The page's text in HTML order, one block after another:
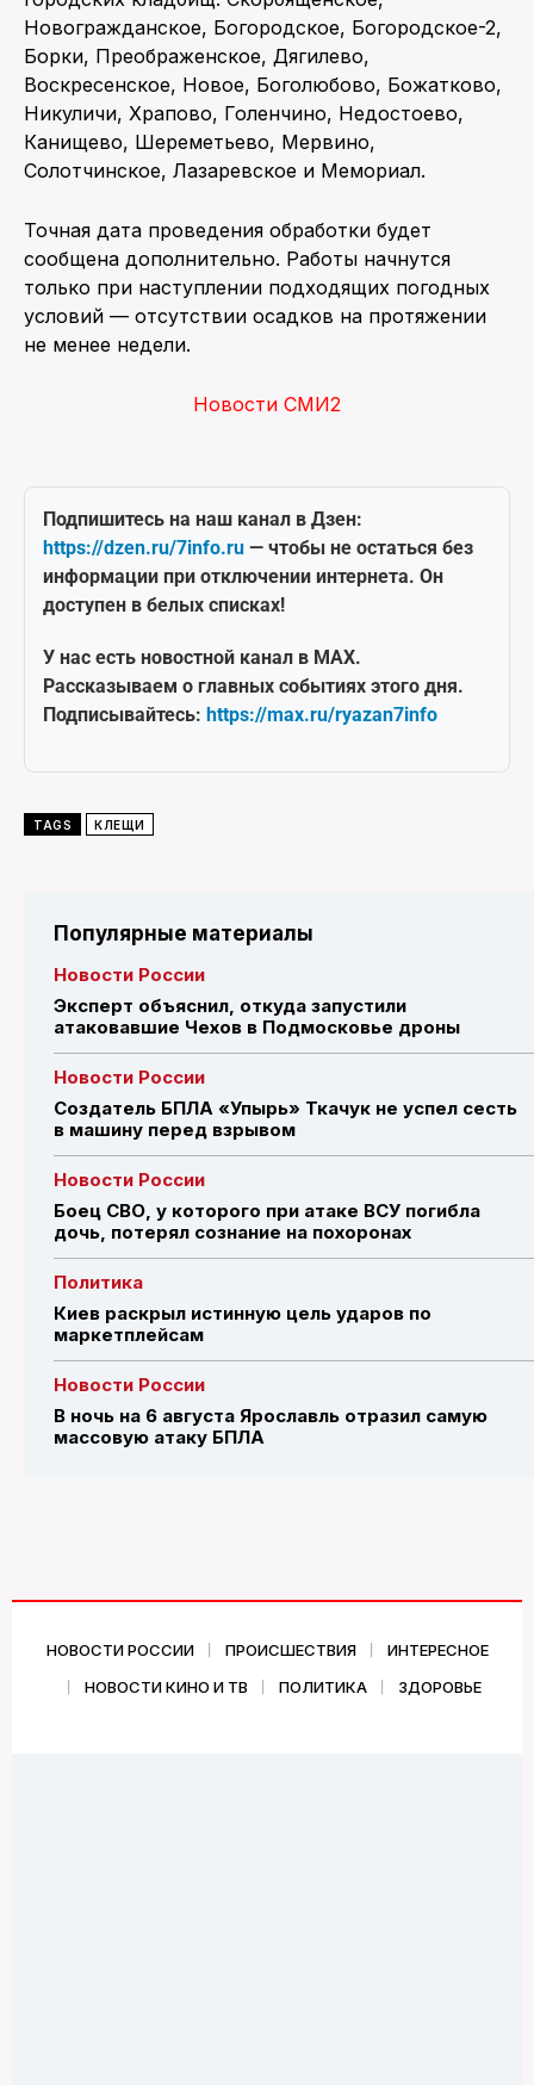
Новогражданское, Богородское, Богородское-2,
Борки, Преображенское, Дягилево,
Воскресенское, Новое, Боголюбово, Божатково,
Никуличи, Храпово, Голенчино, Недостоево,
Канищево, Шереметьево, Мервино,
Солотчинское, Лазаревское и Мемориал.
Точная дата проведения обработки будет
сообщена дополнительно. Работы начнутся
только при наступлении подходящих погодных
условий — отсутствии осадков на протяжении
не менее недели.
Новости СМИ2
Подпишитесь на наш канал в Дзен:
https://dzen.ru/7info.ru — чтобы не остаться без
информации при отключении интернета. Он
доступен в белых списках!
У нас есть новостной канал в MAX.
Рассказываем о главных событиях этого дня.
Подписывайтесь: https://max.ru/ryazan7info
TAGS КЛЕЩИ
Популярные материалы
Новости России
Эксперт объяснил, откуда запустили
атаковавшие Чехов в Подмосковье дроны
Новости России
Создатель БПЛА «Упырь» Ткачук не успел сесть
в машину перед взрывом
Новости России
Боец СВО, у которого при атаке ВСУ погибла
дочь, потерял сознание на похоронах
Политика
Киев раскрыл истинную цель ударов по
маркетплейсам
Новости России
В ночь на 6 августа Ярославль отразил самую
массовую атаку БПЛА
НОВОСТИ РОССИИ ПРОИСШЕСТВИЯ
ИНТЕРЕСНОЕ
НОВОСТИ КИНО И ТВ
ПОЛИТИКА ЗДОРОВЬЕ